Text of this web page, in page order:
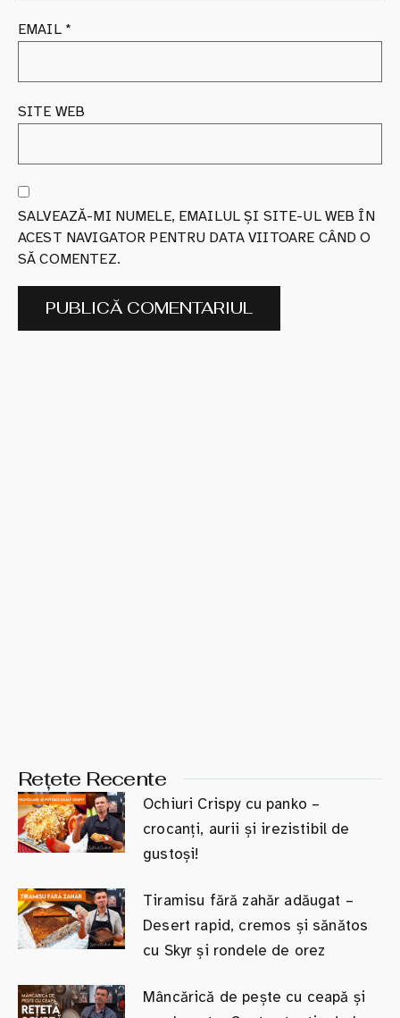
EMAIL *
SITE WEB
SALVEAZĂ-MI NUMELE, EMAILUL ȘI SITE-UL WEB ÎN
ACEST NAVIGATOR PENTRU DATA VIITOARE CÂND O
SĂ COMENTEZ.
Rețete Recente
Ochiuri Crispy cu panko –
crocanți, aurii și irezistibil de
gustoși!
Tiramisu fără zahăr adăugat –
Desert rapid, cremos și sănătos
cu Skyr și rondele de orez
Mâncărică de pește cu ceapă și